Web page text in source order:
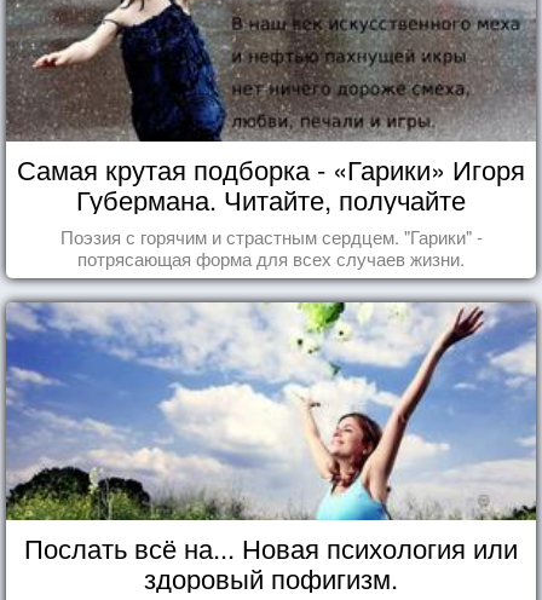
Самая крутая подборка - «Гарики» Игоря
Губермана. Читайте, получайте
удовольствие!
Поэзия с горячим и страстным сердцем. "Гарики" -
потрясающая форма для всех случаев жизни.
Послать всё на... Новая психология или
здоровый пофигизм.